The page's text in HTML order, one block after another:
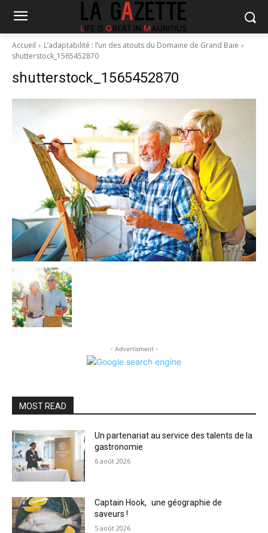
Accueil
L’adaptabilité : l’un des atouts du Domaine de Grand Baie
shutterstock_1565452870
shutterstock_1565452870
- Advertisment -
MOST READ
Un partenariat au service des talents de la
gastronomie
6 août 2026
Captain Hook, une géographie de
saveurs !
5 août 2026